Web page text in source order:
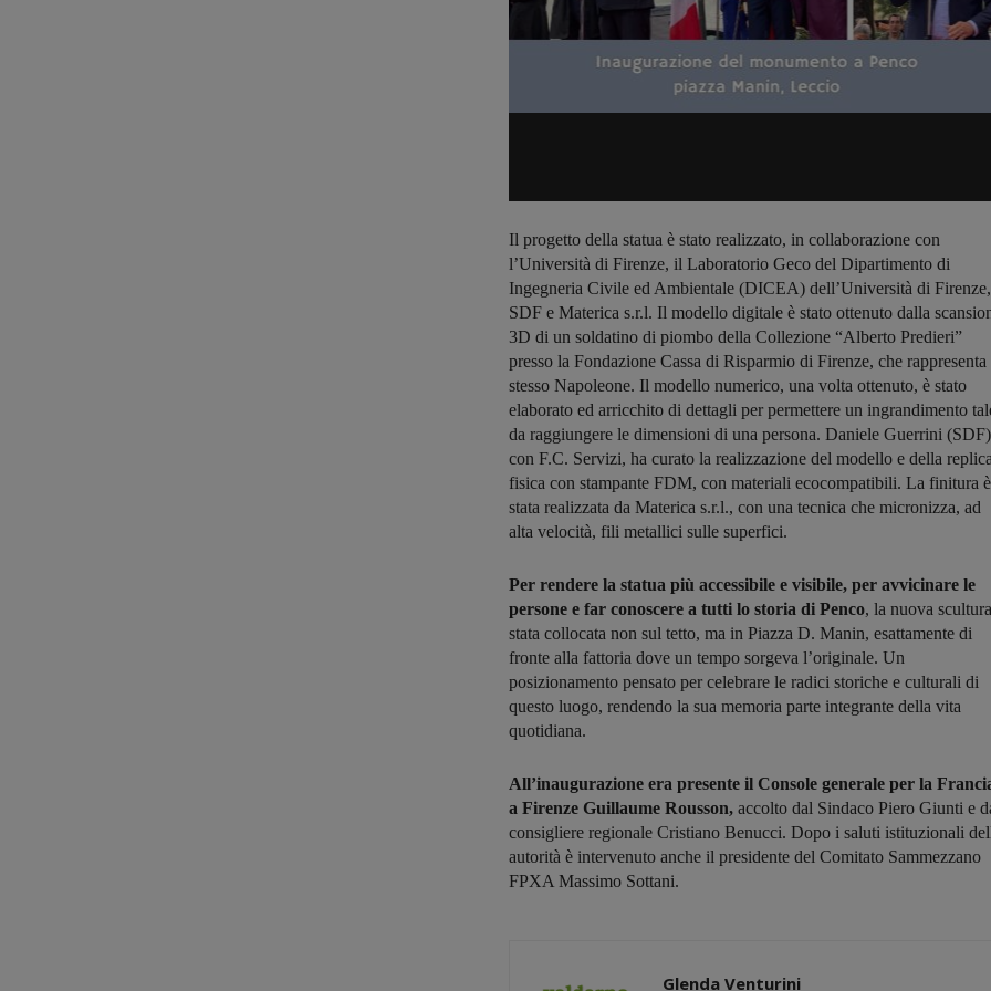
Il progetto della statua è stato realizzato, in collaborazione con
l’Università di Firenze, il Laboratorio Geco del Dipartimento di
Ingegneria Civile ed Ambientale (DICEA) dell’Università di Firenze,
SDF e Materica s.r.l. Il modello digitale è stato ottenuto dalla
3D di un soldatino di piombo della Collezione “Alberto Predieri”
presso la Fondazione Cassa di Risparmio di Firenze, che rappresenta
stesso Napoleone. Il modello numerico, una volta ottenuto, è stato
elaborato ed arricchito di dettagli per permettere un ingrandimento
da raggiungere le dimensioni di una persona. Daniele Guerrini
con F.C. Servizi, ha curato la realizzazione del modello e della replica
fisica con stampante FDM, con materiali ecocompatibili. La finitura è
stata realizzata da Materica s.r.l., con una tecnica che micronizza, ad
alta velocità, fili metallici sulle superfici.
Per rendere la statua più accessibile e visibile, per avvicinare le
persone e far conoscere a tutti lo storia di Penco, la nuova
stata collocata non sul tetto, ma in Piazza D. Manin, esattamente di
fronte alla fattoria dove un tempo sorgeva l’originale. Un
posizionamento pensato per celebrare le radici storiche e culturali di
questo luogo, rendendo la sua memoria parte integrante della vita
quotidiana.
All’inaugurazione era presente il Console generale per la
a Firenze Guillaume Rousson, accolto dal Sindaco Piero Giunti e
consigliere regionale Cristiano Benucci. Dopo i saluti istituzionali
autorità è intervenuto anche il presidente del Comitato Sammezzano
FPXA Massimo Sottani.
Glenda Venturini